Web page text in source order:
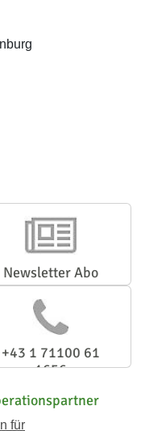
Newsletter Abo
+43 1 71100 61
1656
für